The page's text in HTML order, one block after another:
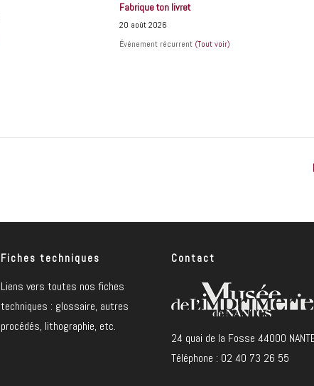
Fabrique ton livret
20 août 2026
Événement récurrent (Tout voir)
Fiches techniques
Liens vers toutes nos fiches
techniques : glossaire, autres
procédés, lithographie, etc.
Contact
24 quai de la Fosse 44000
Téléphone : 02 40 73 26 55